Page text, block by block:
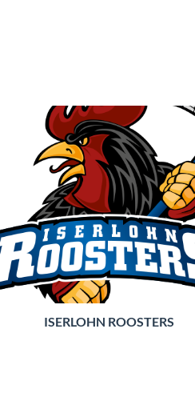
ISERLOHN ROOSTERS